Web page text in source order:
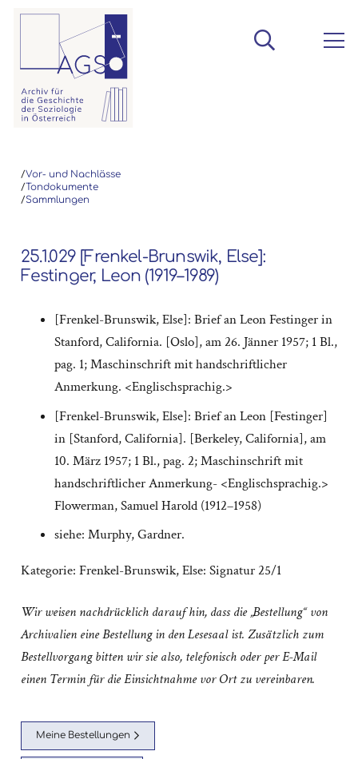
/Vor- und Nachlässe
/Tondokumente
/Sammlungen
25.1.029 [Frenkel-Brunswik, Else]:
Festinger, Leon (1919–1989)
[Frenkel-Brunswik, Else]: Brief an Leon Festinger in
Stanford, California. [Oslo], am 26. Jänner 1957; 1 Bl.,
pag. 1; Maschinschrift mit handschriftlicher
Anmerkung. <Englischsprachig.>
[Frenkel-Brunswik, Else]: Brief an Leon [Festinger]
in [Stanford, California]. [Berkeley, California], am
10. März 1957; 1 Bl., pag. 2; Maschinschrift mit
handschriftlicher Anmerkung- <Englischsprachig.>
Flowerman, Samuel Harold (1912–1958)
siehe: Murphy, Gardner.
Kategorie: Frenkel-Brunswik, Else: Signatur 25/1
Wir weisen nachdrücklich darauf hin, dass die „Bestellung“ von
Archivalien eine Bestellung in den Lesesaal ist. Zusätzlich zum
Bestellvorgang bitten wir sie also, telefonisch oder per E-Mail
einen Termin für die Einsichtnahme vor Ort zu vereinbaren.
Meine Bestellungen